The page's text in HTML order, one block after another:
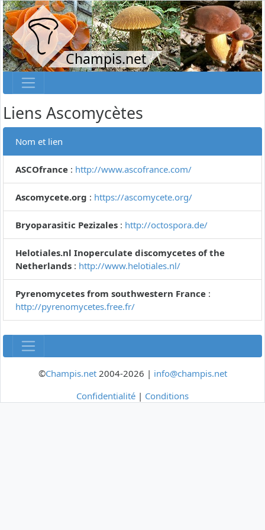
Champis.net
Liens Ascomycètes
Nom et lien
ASCOfrance : http://www.ascofrance.com/
Ascomycete.org : https://ascomycete.org/
Bryoparasitic Pezizales : http://octospora.de/
Helotiales.nl Inoperculate discomycetes of the
Netherlands : http://www.helotiales.nl/
Pyrenomycetes from southwestern France :
http://pyrenomycetes.free.fr/
©Champis.net2004-2026 | info@champis.net
Confidentialité | Conditions